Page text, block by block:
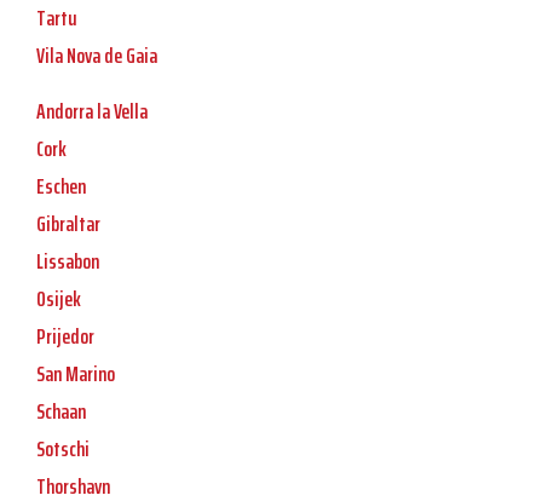
Tartu
Vila Nova de Gaia
Andorra la Vella
Cork
Eschen
Gibraltar
Lissabon
Osijek
Prijedor
San Marino
Schaan
Sotschi
Thorshavn